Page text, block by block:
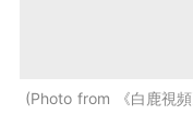
Photo from 《白鹿視